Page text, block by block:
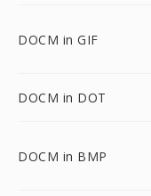
DOCM in GIF
DOCM in DOT
DOCM in BMP